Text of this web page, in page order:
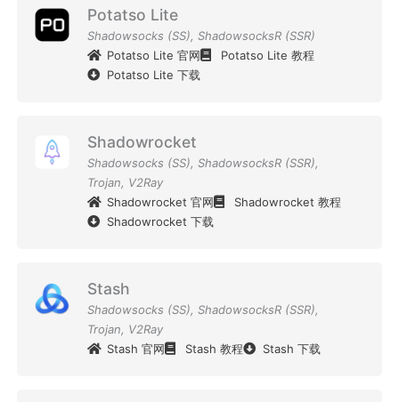
Potatso Lite
Shadowsocks (SS), ShadowsocksR (SSR)
Potatso Lite 官网
Potatso Lite 教程
Potatso Lite 下载
Shadowrocket
Shadowsocks (SS), ShadowsocksR (SSR),
Trojan, V2Ray
Shadowrocket 官网
Shadowrocket 教程
Shadowrocket 下载
Stash
Shadowsocks (SS), ShadowsocksR (SSR),
Trojan, V2Ray
Stash 官网
Stash 教程 Stash 下载